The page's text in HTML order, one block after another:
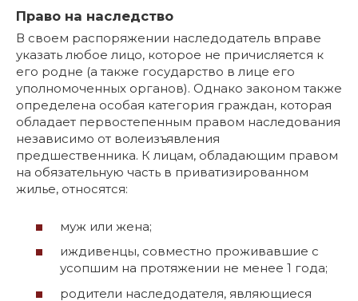
Право на наследство
В своем распоряжении наследодатель вправе
указать любое лицо, которое не причисляется к
его родне (а также государство в лице его
уполномоченных органов). Однако законом также
определена особая категория граждан, которая
обладает первостепенным правом наследования
независимо от волеизъявления
предшественника. К лицам, обладающим правом
на обязательную часть в приватизированном
жилье, относятся:
муж или жена;
иждивенцы, совместно проживавшие с
усопшим на протяжении не менее 1 года;
родители наследодателя, являющиеся